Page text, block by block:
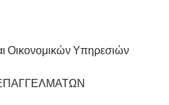
Οικονομικών Υπηρεσιών